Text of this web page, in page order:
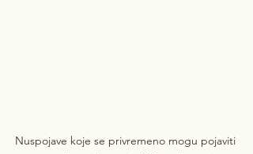
Nuspojave koje se privremeno mogu pojaviti